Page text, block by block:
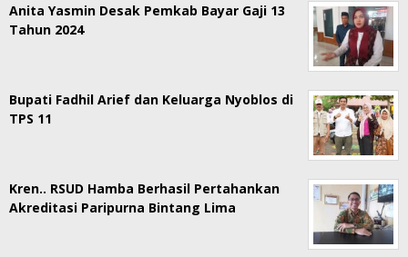
Anita Yasmin Desak Pemkab Bayar Gaji 13
Tahun 2024
Bupati Fadhil Arief dan Keluarga Nyoblos di
TPS 11
Kren.. RSUD Hamba Berhasil Pertahankan
Akreditasi Paripurna Bintang Lima